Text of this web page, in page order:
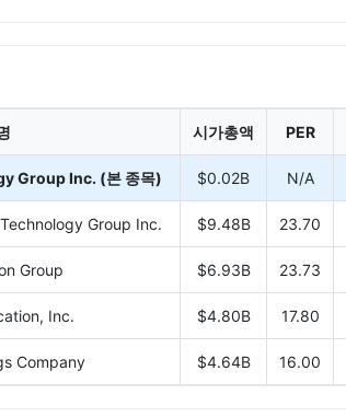
시가총액 PER
Group Inc. (본 종목) $0.02B N/A
Group Inc. $9.48B 23.70
Group $6.93B 23.73
Inc. $4.80B 17.80
Company $4.64B 16.00